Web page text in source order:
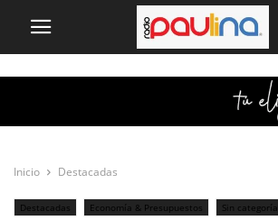
Inicio Destacadas
Destacadas Economía & Presupuestos Sin categoría